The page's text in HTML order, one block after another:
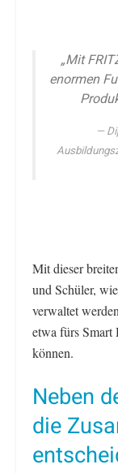
„Mit
enormen
Mit dieser
und Schüler,
verwaltet
etwa fürs
können.
Neben
die